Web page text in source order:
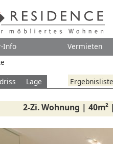
Info Vermieten
Lage Ergebnisliste
2-Zi. Wohnung |